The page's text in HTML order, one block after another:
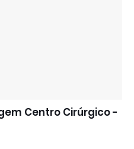
Centro Cirúrgico -